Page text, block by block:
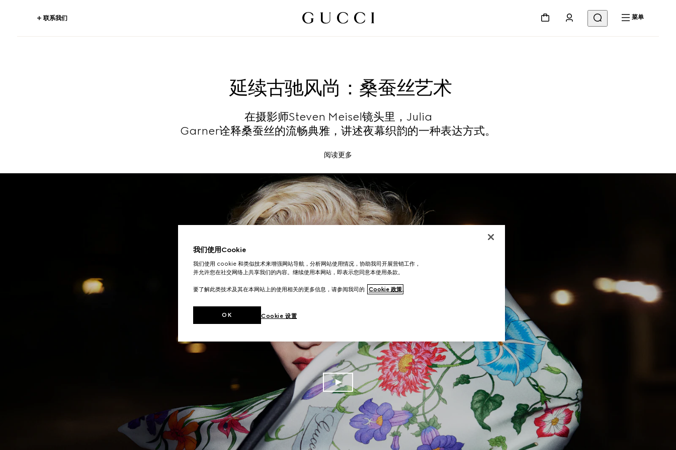
联系我们 菜单
延续古驰风尚：桑蚕丝艺术
在摄影师Steven Meisel镜头里，Julia
Garner诠释桑蚕丝的流畅典雅，讲述夜幕织韵的一种表达方式。
阅读更多
我们使用Cookie
我们使用 cookie 和类似技术来增强网站导航，分析网站使用情况，协助我司开展营销工作，
并允许您在社交网络上共享我们的内容。继续使用本网站，即表示您同意本使用条款。
要了解此类技术及其在本网站上的使用相关的更多信息，请参阅我司的 Cookie 政策。
Cookie 设置
OK